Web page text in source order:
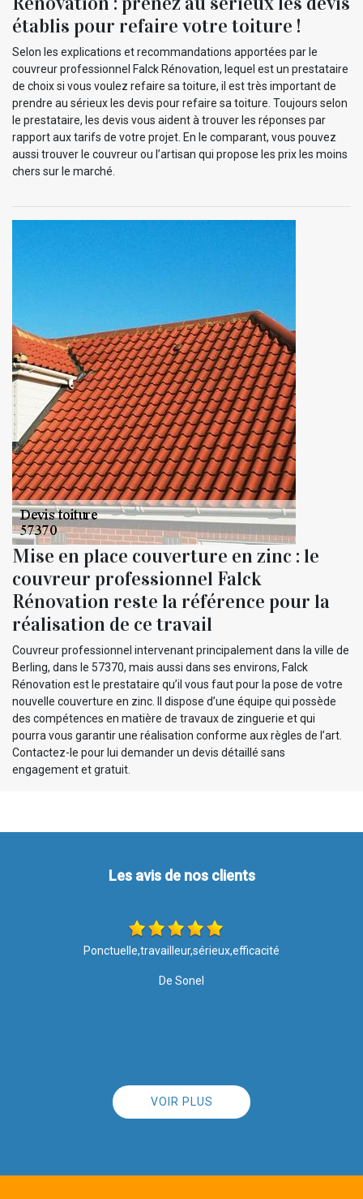
établis pour refaire votre toiture !
Selon les explications et recommandations apportées par le
couvreur professionnel Falck Rénovation, lequel est un prestataire
de choix si vous voulez refaire sa toiture, il est très important de
prendre au sérieux les devis pour refaire sa toiture. Toujours selon
le prestataire, les devis vous aident à trouver les réponses par
rapport aux tarifs de votre projet. En le comparant, vous pouvez
aussi trouver le couvreur ou l’artisan qui propose les prix les moins
chers sur le marché.
Mise en place couverture en zinc : le
couvreur professionnel Falck
Rénovation reste la référence pour la
réalisation de ce travail
Couvreur professionnel intervenant principalement dans la ville de
Berling, dans le 57370, mais aussi dans ses environs, Falck
Rénovation est le prestataire qu’il vous faut pour la pose de votre
nouvelle couverture en zinc. Il dispose d’une équipe qui possède
des compétences en matière de travaux de zinguerie et qui
pourra vous garantir une réalisation conforme aux règles de l’art.
Contactez-le pour lui demander un devis détaillé sans
engagement et gratuit.
Les avis de nos clients
Les travaux ont été effectués avec soin et rapidité. Merci pour
entreprise à 100%
VOIR PLUS